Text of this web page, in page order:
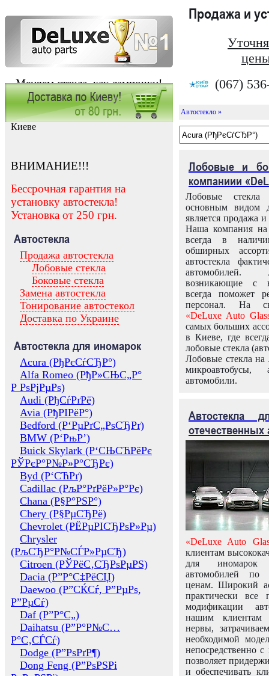
Меняем стекла, как лампочки!
Продажа и
(067)
Заказать установку автостекла в
Киеве
ВНИМАНИЕ!!!
Бессрочная гарантия на
установку автостекла!
Установка от 250 грн.
Автостекла
Продажа автостекла
Лобовые стекла
Боковые стекла
Замена автостекла
Тонирование автостекол
Доставка по Украине
Автостекла для иномарок
Acura (РђРєСѓСЂР°)
Alfa Romeo (РђР»СЊС„Р°
Р РѕРјРµРѕ)
Audi (РђСѓРґРё)
Avia (РђРІРёР°)
Bedford (Р‘РµРґС„РѕСЂРґ)
BMW (Р‘РњР’)
Buick Skylark (Р‘СЊСЋРёРє
РЎРєР°Р№Р»Р°СЂРє)
Byd (Р‘СЋРґ)
Cadillac (РљР°РґРёР»Р°Рє)
Chana (Р§Р°РЅР°)
Chery (Р§РµСЂРё)
Chevrolet (РЁРµРІСЂРѕР»Рµ)
Chrysler
(РљСЂР°Р№СЃР»РµСЂ)
Citroen (РЎРёС‚СЂРѕРµРЅ)
Dacia (Р”Р°С‡РёСЏ)
Daewoo (Р”СЌСѓ, Р”РµРѕ,
Р”РµСѓ)
Daf (Р”Р°С„)
Daihatsu (Р”Р°Р№С…
Р°С‚СЃСѓ)
Dodge (Р”РѕРґР¶)
Dong Feng (Р”РѕРЅРі
Автостекло »
Лобовые и
компаниии
Лобовые
основным видом
является продажа и
Наша компания на
всегда в
обширных
автостекла
возникающие с
всегда поможет
персонал. На
«DeLuxe Auto
самых больших
в Киеве, где
лобовые стекла
Лобовые стекла на
микроавтобусы,
автомобили.
Автостекла
отечественных
«DeLuxe Auto
клиентам
для иномарок
автомобилей
ценам. Широкий
практически все
модификации
нашим клиентам
нервы,
необходимой
непосредственно
позволяет
и обеспечивать